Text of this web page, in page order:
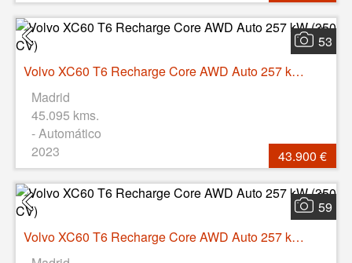
53
Volvo XC60 T6 Recharge Core AWD Auto 257 kW (350 CV)
Madrid
45.095 kms.
- Automático
2023
43.900 €
59
Volvo XC60 T6 Recharge Core AWD Auto 257 kW (350 CV)